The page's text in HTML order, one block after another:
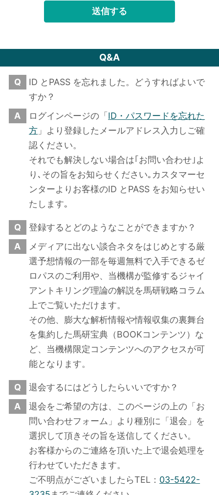
送信する
Q&A
Q
ID とPASS を忘れました。どうすればよいで
すか？
A
ログインページの「 ID・パスワードを忘れた
方 」より登録したメールアドレス入力しご確
認ください。
それでも解決しない場合は｢お問い合わせ｣よ
り､その旨をお知らせください｡カスタマーセ
ンターよりお客様のID とPASS をお知らせい
たします｡
Q
登録するとどのようなことができますか？
A
メディアに出ない談合ネタをはじめとする厳
選予想情報の一部を毎週無料で入手できるゼ
ロパスのご利用や、当機構が監修するジャイ
アントキリング理論の解説を馬研戦略コラム
上でご覧いただけます。
その他、膨大な解析情報や情報収集の裏舞台
を集約した馬研宝典（BOOKコンテンツ）な
ど、当機構限定コンテンツへのアクセスが可
能となります。
Q
退会するにはどうしたらいいですか？
A
退会をご希望の方は、このページの上の「お
問い合わせフォーム」より種別に「退会」を
選択して頂きその旨を送信してください。
お客様からのご連絡を頂いた上で退会処理を
行わせていただきます。
ご不明点がございましたらTEL： 03-5422-